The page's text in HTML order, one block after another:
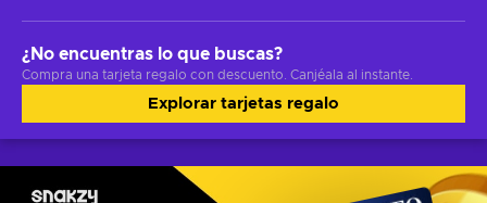
¿No encuentras lo que buscas?
Compra una tarjeta regalo con descuento. Canjéala al instante.
Explorar tarjetas regalo